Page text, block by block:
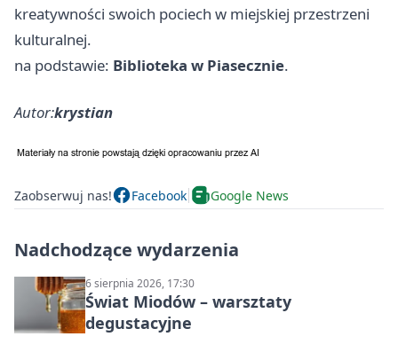
kreatywności swoich pociech w miejskiej przestrzeni
kulturalnej.
na podstawie: Biblioteka w Piasecznie.
Autor:krystian
Zaobserwuj nas! Facebook Google News
Nadchodzące wydarzenia
6 sierpnia 2026, 17:30
Świat Miodów – warsztaty
degustacyjne